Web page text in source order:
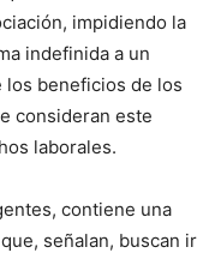
impidiendo la
indefinida a un
los beneficios de los
consideran este
laborales.
contiene una
señalan, buscan ir